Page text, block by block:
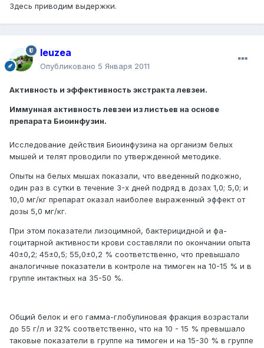
Здесь приводим выдержки.
leuzea
Опубликовано 5 Января 2011
Активность и эффективность экстракта левзеи.
Иммунная активность левзеи из листьев на основе
препарата Биоинфузин.
Исследование действия Биоинфузина на организм белых
мышей и телят проводили по утвержденной методике.
Опыты на белых мышах показали, что введенный подкожно,
один раз в сутки в течение 3-х дней подряд в дозах 1,0; 5,0; и
10,0 мг/кг препарат оказал наиболее выраженный эффект от
дозы 5,0 мг/кг.
При этом показатели лизоцимной, бактерицидной и фа-
гоцитарной активности крови составляли по окончании опыта
40±0,2; 45±0,5; 55,0±0,2 % соответственно, что превышало
аналогичные показатели в контроле на тимоген на 10-15 % и в
группе интактных на 35-50 %.
Общий белок и его гамма-глобулиновая фракция возрастали
до 55 г/л и 32% соответственно, что на 10 - 15 % превышало
таковые показатели в группе на тимоген и на 15-30 % в группе